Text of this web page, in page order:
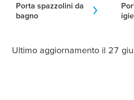
Porta spazzolini da
bagno
Ultimo aggiornamento il 27